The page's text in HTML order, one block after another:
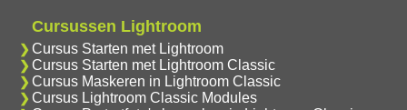
Cursussen Lightroom
Cursus Starten met Lightroom
Cursus Starten met Lightroom Classic
Cursus Maskeren in Lightroom Classic
Cursus Lightroom Classic Modules